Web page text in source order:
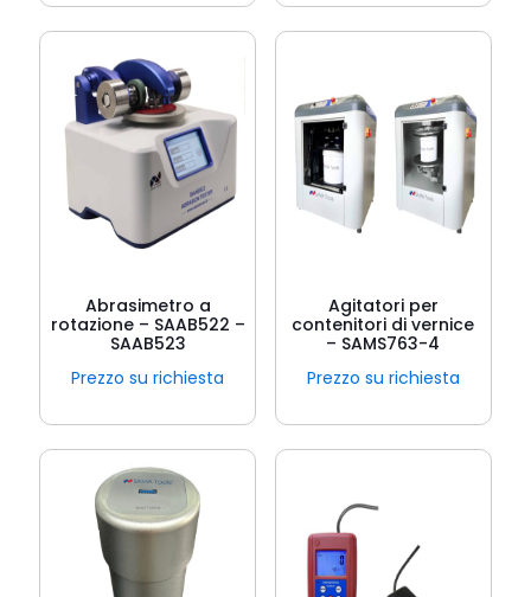
Abrasimetro a
rotazione – SAAB522 –
SAAB523
Prezzo su richiesta
Agitatori per
contenitori di vernice
– SAMS763-4
Prezzo su richiesta